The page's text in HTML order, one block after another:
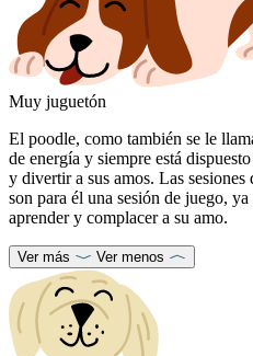
Muy juguetón
El poodle, como también se le
de energía y siempre está
y divertir a sus amos. Las sesiones
son para él una sesión de juego, ya
aprender y complacer a su amo.
Ver más Ver menos